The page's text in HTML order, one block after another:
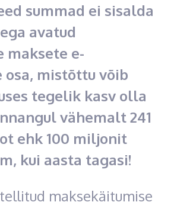
summad ei sisalda
avatud
maksete e-
osa, mistõttu võib
tegelik kasv olla
vähemalt 241
ehk 100 miljonit
kui aasta tagasi!
maksekäitumise